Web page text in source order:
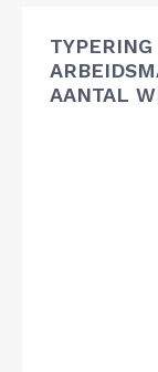
TYPERING
AANTAL